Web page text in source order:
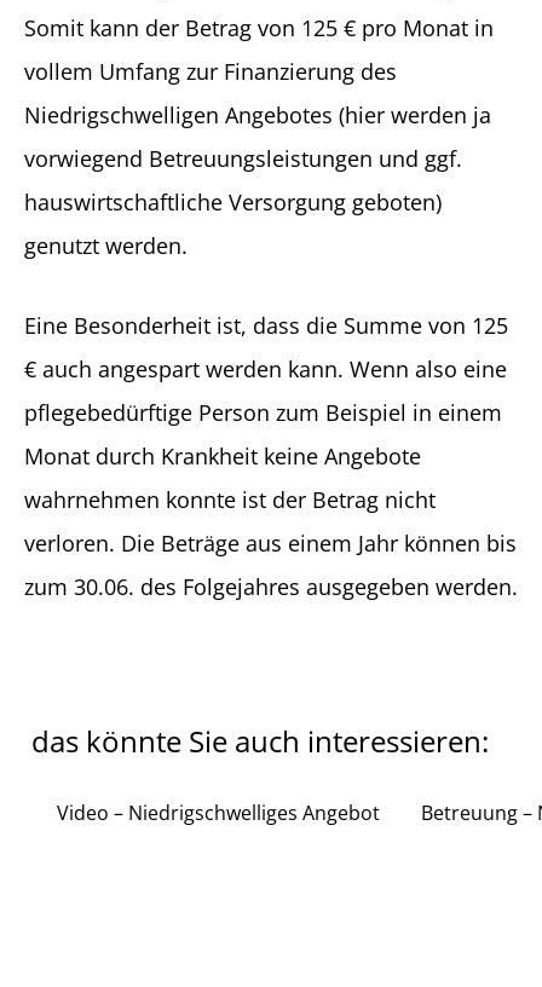
Somit kann der Betrag von 125 € pro Monat in
vollem Umfang zur Finanzierung des
Niedrigschwelligen Angebotes (hier werden ja
vorwiegend Betreuungsleistungen und ggf.
hauswirtschaftliche Versorgung geboten)
genutzt werden.
Eine Besonderheit ist, dass die Summe von 125
€ auch angespart werden kann. Wenn also eine
pflegebedürftige Person zum Beispiel in einem
Monat durch Krankheit keine Angebote
wahrnehmen konnte ist der Betrag nicht
verloren. Die Beträge aus einem Jahr können bis
zum 30.06. des Folgejahres ausgegeben werden.
das könnte Sie auch interessieren:
Video – Niedrigschwelliges Angebot Betreuung –